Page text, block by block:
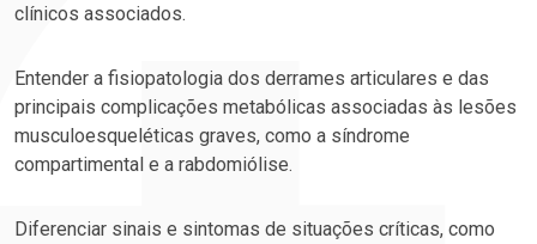
clínicos associados.
Entender a fisiopatologia dos derrames articulares e das
principais complicações metabólicas associadas às lesões
musculoesqueléticas graves, como a síndrome
compartimental e a rabdomiólise.
Diferenciar sinais e sintomas de situações críticas, como